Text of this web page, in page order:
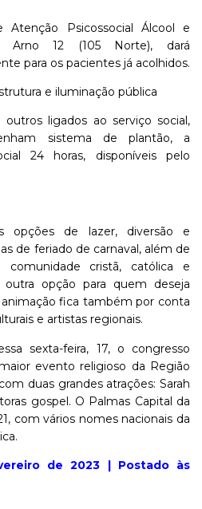
Psicossocial Álcool e
Arno 12 (105 Norte), dará
para os pacientes já acolhidos.
e iluminação pública
ligados ao serviço social,
sistema de plantão, a
24 horas, disponíveis pelo
opções de lazer, diversão e
de feriado de carnaval, além de
comunidade cristã, católica e
outra opção para quem deseja
animação fica também por conta
e artistas regionais.
sexta-feira, 17, o congresso
evento religioso da Região
duas grandes atrações: Sarah
gospel. O Palmas Capital da
com vários nomes nacionais da
de 2023 | Postado às